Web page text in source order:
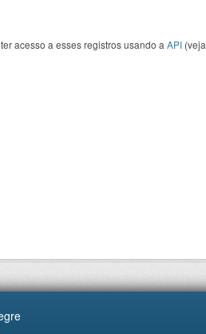
acesso a esses registros usando a API (veja